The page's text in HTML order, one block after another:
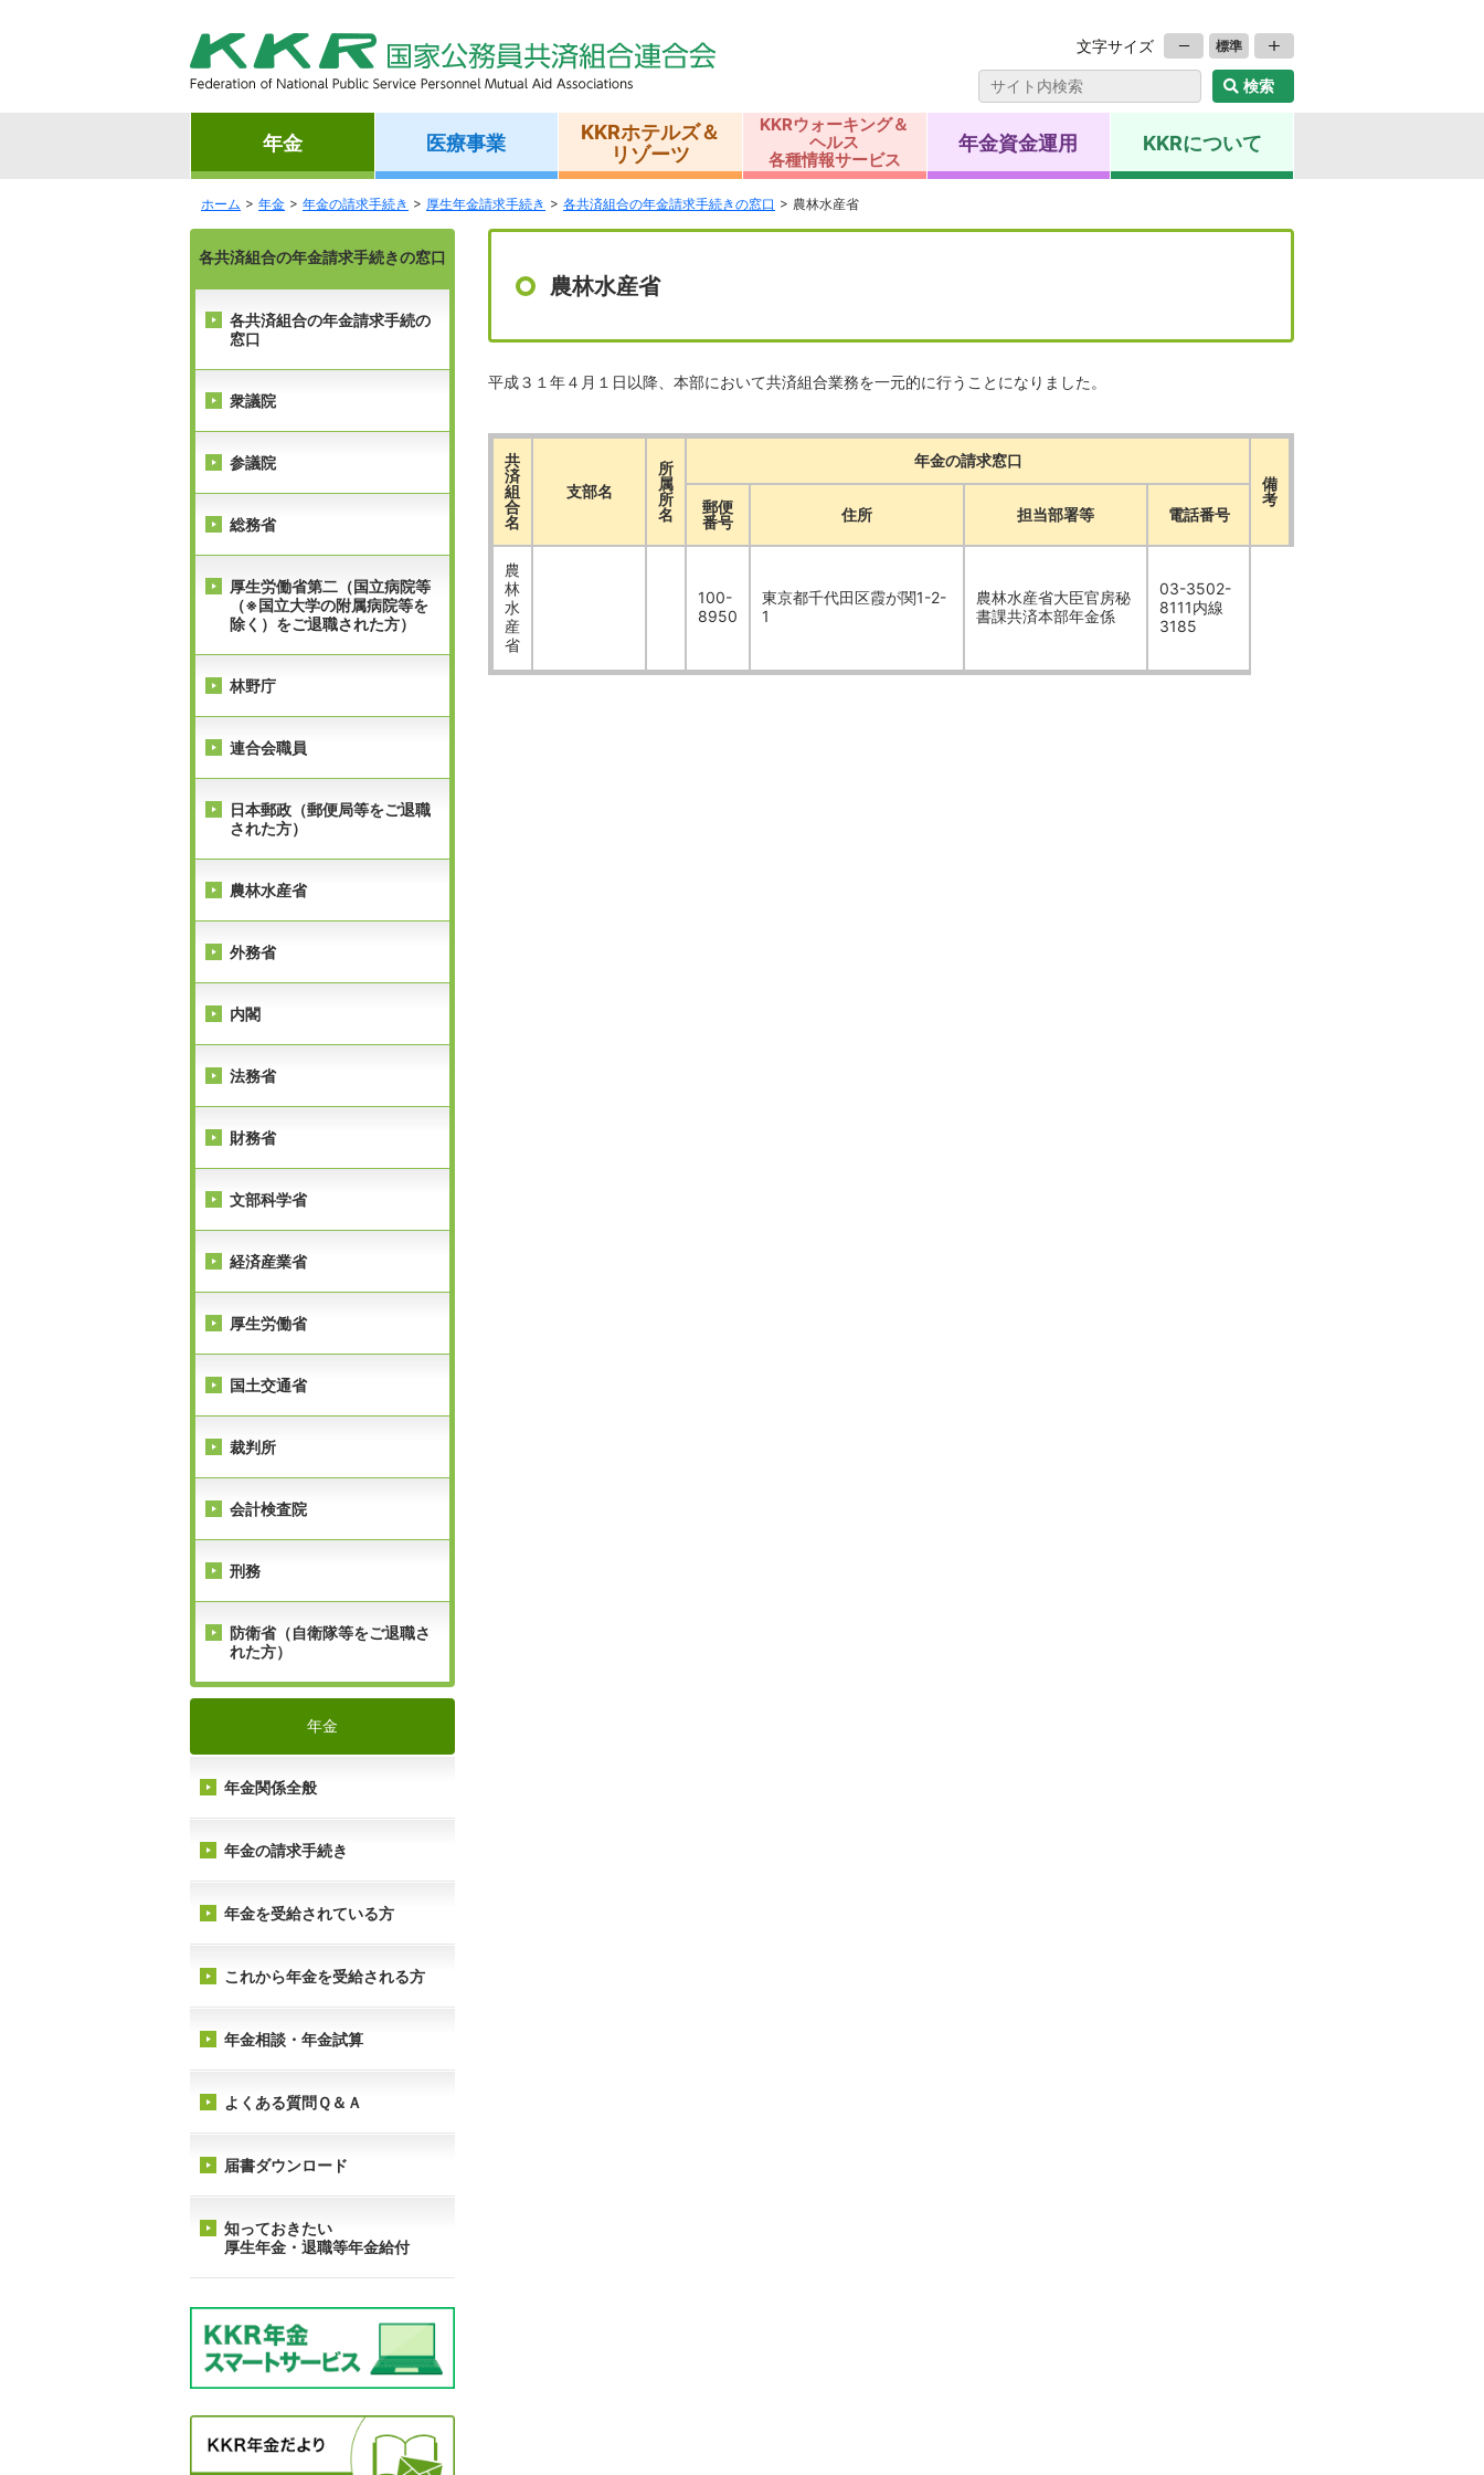
文字サイズ 標準
年金 医療事業
KKRホテルズ＆
リゾーツ
KKRウォーキング＆
ヘルス
各種情報サービス
年金資金運用 KKRについて
ホーム 年金 年金の請求手続き 厚生年金請求手続き 各共済組合の年金請求手続きの窓口 農林水産省
各共済組合の年金請求手続きの窓口
各共済組合の年金請求手続の
窓口
衆議院
参議院
総務省
厚生労働省第二（国立病院等
（※国立大学の附属病院等を
除く）をご退職された方）
林野庁
連合会職員
日本郵政（郵便局等をご退職
された方）
農林水産省
外務省
内閣
法務省
財務省
文部科学省
経済産業省
厚生労働省
国土交通省
裁判所
会計検査院
刑務
防衛省（自衛隊等をご退職さ
れた方）
年金
年金関係全般
年金の請求手続き
年金を受給されている方
これから年金を受給される方
年金相談・年金試算
よくある質問Ｑ＆Ａ
届書ダウンロード
知っておきたい
厚生年金・退職等年金給付
農林水産省
平成３１年４月１日以降、本部において共済組合業務を一元的に行うことになりました。
共
済
組
合
名
支部名
所
属
所
名
年金の請求窓口
備
考
郵便
番号
住所 担当部署等 電話番号
農
林
水
産
省
100-
8950
東京都千代田区霞が関1-2-
1
農林水産省大臣官房秘
書課共済本部年金係
03-3502-
8111内線
3185